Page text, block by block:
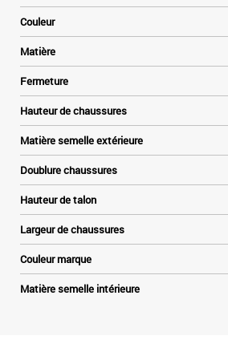
Couleur
Matière
Fermeture
Hauteur de chaussures
Matière semelle extérieure
Doublure chaussures
Hauteur de talon
Largeur de chaussures
Couleur marque
Matière semelle intérieure